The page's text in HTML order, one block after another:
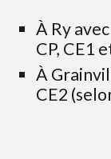
À Ry
CP, CE1
À
CE2